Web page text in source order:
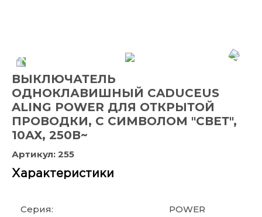
ВЫКЛЮЧАТЕЛЬ
ОДНОКЛАВИШНЫЙ CADUCEUS
ALING POWER ДЛЯ ОТКРЫТОЙ
ПРОВОДКИ, С СИМВОЛОМ "СВЕТ",
10АХ, 250В~
Артикул: 255
Характеристики
Серия: POWER